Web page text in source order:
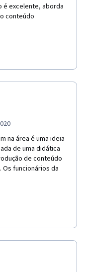
é excelente, aborda
conteúdo
na área é uma ideia
de uma didática
de conteúdo
funcionários da
então as
ou ritmo de
3 vezes seguidas, e
da experiência do